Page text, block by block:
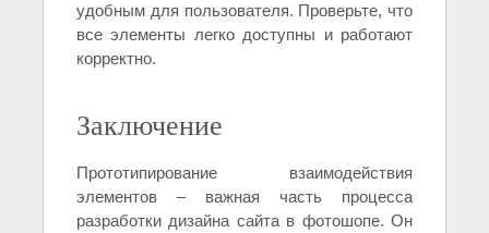
удобным для пользователя. Проверьте, что
все элементы легко доступны и работают
корректно.
Заключение
Прототипирование взаимодействия
элементов – важная часть процесса
разработки дизайна сайта в фотошопе. Он